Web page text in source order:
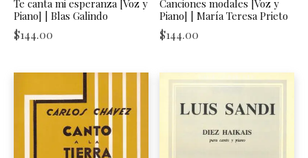
Te canta mi esperanza [Voz y
Piano] | Blas Galindo
$144.00
Canciones modales [Voz y
Piano] | María Teresa Prieto
$144.00